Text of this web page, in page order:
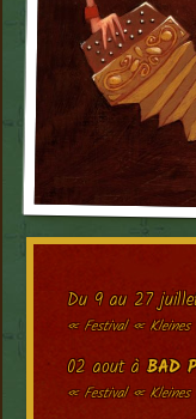
Du 9 au 27
« Festival «
02 aout àBAD
« Festival «